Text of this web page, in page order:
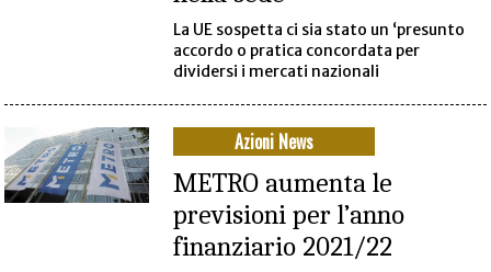
La UE sospetta ci sia stato un ‘presunto
accordo o pratica concordata per
dividersi i mercati nazionali
Azioni News
METRO aumenta le
previsioni per l’anno
finanziario 2021/22